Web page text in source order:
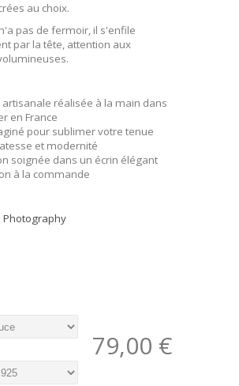
au choix.
pas de fermoir, il s'enfile
par la tête, attention aux
artisanale réalisée à la main dans
en France
pour sublimer votre tenue
et modernité
soignée dans un écrin élégant
à la commande
Photography
79,00 €